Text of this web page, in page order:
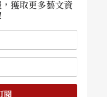
獲取更多藝文資
閱